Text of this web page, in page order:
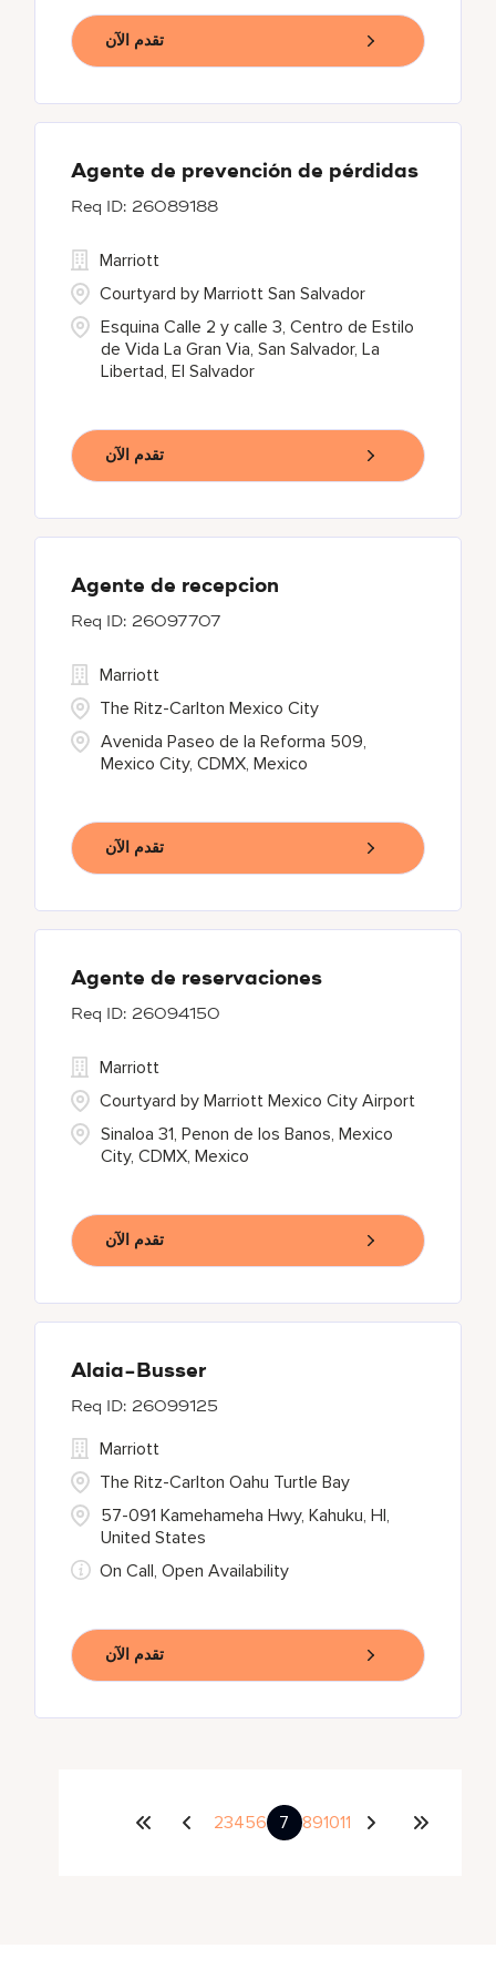
تقدم الآن
Agente de prevención de pérdidas
26089188
Esquina Calle 2 y calle 3, Centro de Estilo
de Vida La Gran Via, San Salvador, La
Libertad, El Salvador
Marriott
Courtyard by Marriott San Salvador
تقدم الآن
Agente de recepcion
26097707
Avenida Paseo de la Reforma 509,
Mexico City, CDMX, Mexico
Marriott
The Ritz-Carlton Mexico City
تقدم الآن
Agente de reservaciones
26094150
Sinaloa 31, Penon de los Banos, Mexico
City, CDMX, Mexico
Marriott
Courtyard by Marriott Mexico City Airport
تقدم الآن
Alaia-Busser
26099125
57-091 Kamehameha Hwy, Kahuku, HI,
United States
Marriott
The Ritz-Carlton Oahu Turtle Bay
On Call, Open Availability
تقدم الآن
23456 7 891011